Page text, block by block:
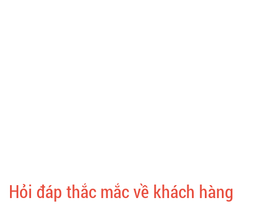
Hỏi đáp thắc mắc về khách hàng